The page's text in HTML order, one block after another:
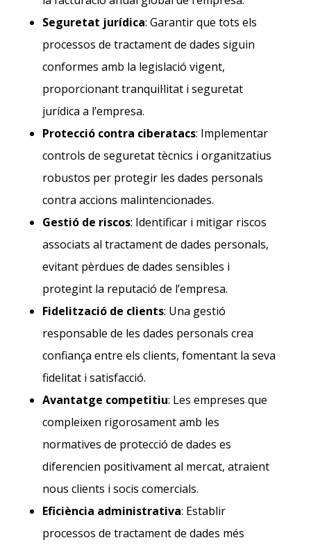
Seguretat jurídica: Garantir que tots els
processos de tractament de dades siguin
conformes amb la legislació vigent,
proporcionant tranquil·litat i seguretat
jurídica a l’empresa.
Protecció contra ciberatacs: Implementar
controls de seguretat tècnics i organitzatius
robustos per protegir les dades personals
contra accions malintencionades.
Gestió de riscos: Identificar i mitigar riscos
associats al tractament de dades personals,
evitant pèrdues de dades sensibles i
protegint la reputació de l’empresa.
Fidelització de clients: Una gestió
responsable de les dades personals crea
confiança entre els clients, fomentant la seva
fidelitat i satisfacció.
Avantatge competitiu: Les empreses que
compleixen rigorosament amb les
normatives de protecció de dades es
diferencien positivament al mercat, atraient
nous clients i socis comercials.
Eficiència administrativa: Establir
processos de tractament de dades més